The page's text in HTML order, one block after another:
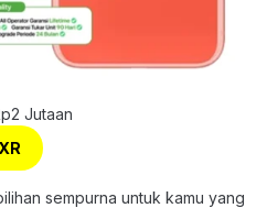
Jutaan
sempurna untuk kamu yang